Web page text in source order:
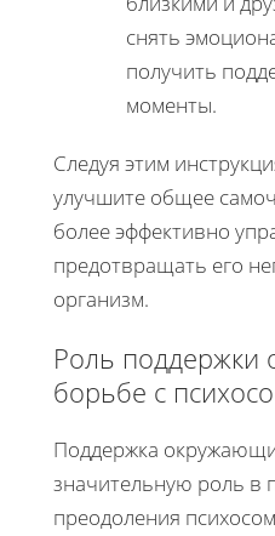
снять
получить
моменты.
Следуя этим
улучшите общее
более эффективно
предотвращать его
организм.
Роль
борьбе с
Поддержка
значительную роль в
преодоления